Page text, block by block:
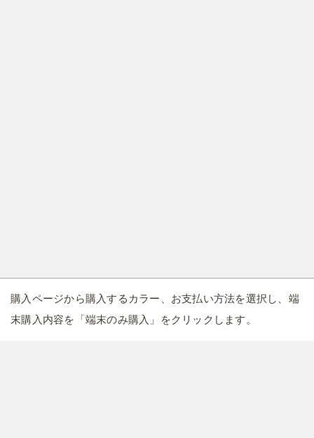
購入ページから購入するカラー、お支払い方法を選択し、端
末購入内容を「端末のみ購入」をクリックします。